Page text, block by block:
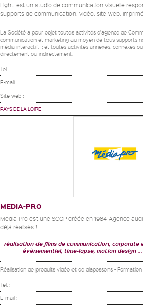
Light. est un studio de communication visuelle
supports de communication, vidéo, site web,
La Société a pour objet toutes activités d'agence de
communication et marketing au moyen de tous supports
média interactif.- ; et toutes activités annexes, connexes
directement ou indirectement.
Tel. :
E-mail :
Site web :
PAYS DE LA LOIRE
MEDIA-PRO
Media-Pro est une SCOP créée en 1984 Agence
déjà réalisés !
réalisation de films de communication,
évènementiel, time-lapse, motion design ...
Réalisation de produits vidéo et de diapossons -
Tel. :
E-mail :